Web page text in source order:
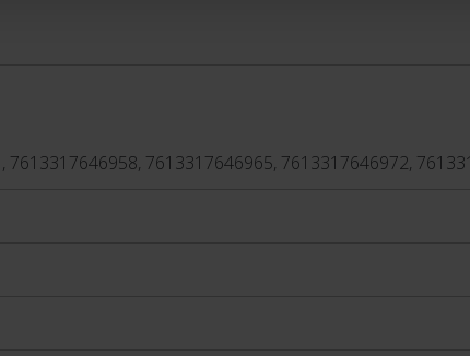
7613317646958, 7613317646965, 7613317646972,